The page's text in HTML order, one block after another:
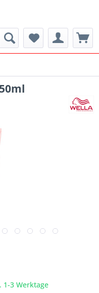
1-3 Werktage